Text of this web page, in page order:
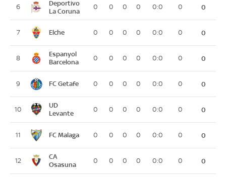
6
Deportivo
La Coruna
0 0 0 0 0:0 0 0
7 Elche 0 0 0 0 0:0 0 0
8
Espanyol
Barcelona
0 0 0 0 0:0 0 0
9 FC Getafe 0 0 0 0 0:0 0 0
10
UD
Levante
0 0 0 0 0:0 0 0
11 FC Malaga 0 0 0 0 0:0 0 0
12
CA
Osasuna
0 0 0 0 0:0 0 0